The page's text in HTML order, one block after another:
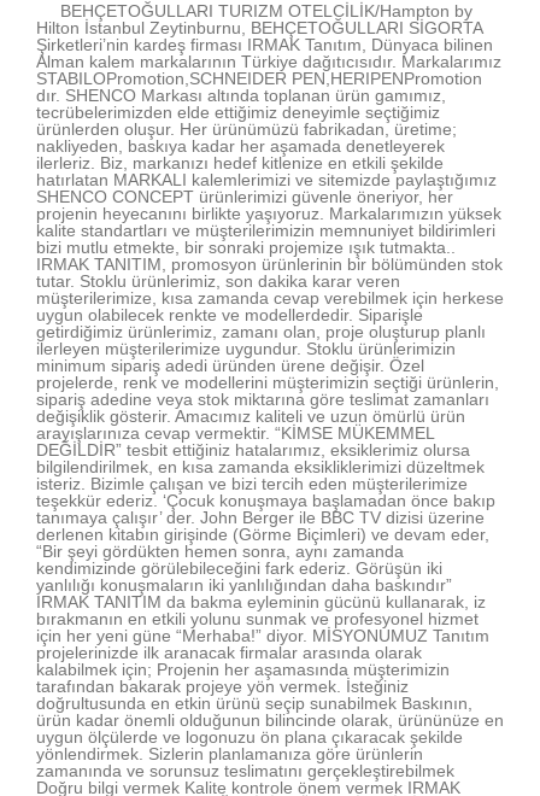
BEHÇETOĞULLARI TURIZM OTELCİLİK/Hampton by
Hilton İstanbul Zeytinburnu, BEHÇETOĞULLARI SİGORTA
Şirketleri’nin kardeş firması IRMAK Tanıtım, Dünyaca bilinen
Alman kalem markalarının Türkiye dağıtıcısıdır. Markalarımız
STABILOPromotion,SCHNEIDER PEN,HERIPENPromotion
dır. SHENCO Markası altında toplanan ürün gamımız,
tecrübelerimizden elde ettiğimiz deneyimle seçtiğimiz
ürünlerden oluşur. Her ürünümüzü fabrikadan, üretime;
nakliyeden, baskıya kadar her aşamada denetleyerek
ilerleriz. Biz, markanızı hedef kitlenize en etkili şekilde
hatırlatan MARKALI kalemlerimizi ve sitemizde paylaştığımız
SHENCO CONCEPT ürünlerimizi güvenle öneriyor, her
projenin heyecanını birlikte yaşıyoruz. Markalarımızın yüksek
kalite standartları ve müşterilerimizin memnuniyet bildirimleri
bizi mutlu etmekte, bir sonraki projemize ışık tutmakta..
IRMAK TANITIM, promosyon ürünlerinin bir bölümünden stok
tutar. Stoklu ürünlerimiz, son dakika karar veren
müşterilerimize, kısa zamanda cevap verebilmek için herkese
uygun olabilecek renkte ve modellerdedir. Siparişle
getirdiğimiz ürünlerimiz, zamanı olan, proje oluşturup planlı
ilerleyen müşterilerimize uygundur. Stoklu ürünlerimizin
minimum sipariş adedi üründen ürene değişir. Özel
projelerde, renk ve modellerini müşterimizin seçtiği ürünlerin,
sipariş adedine veya stok miktarına göre teslimat zamanları
değişiklik gösterir. Amacımız kaliteli ve uzun ömürlü ürün
arayışlarınıza cevap vermektir. “KİMSE MÜKEMMEL
DEĞİLDİR” tesbit ettiğiniz hatalarımız, eksiklerimiz olursa
bilgilendirilmek, en kısa zamanda eksikliklerimizi düzeltmek
isteriz. Bizimle çalışan ve bizi tercih eden müşterilerimize
teşekkür ederiz. ‘Çocuk konuşmaya başlamadan önce bakıp
tanımaya çalışır’ der. John Berger ile BBC TV dizisi üzerine
derlenen kitabın girişinde (Görme Biçimleri) ve devam eder,
“Bir şeyi gördükten hemen sonra, aynı zamanda
kendimizinde görülebileceğini fark ederiz. Görüşün iki
yanlılığı konuşmaların iki yanlılığından daha baskındır”
IRMAK TANITIM da bakma eyleminin gücünü kullanarak, iz
bırakmanın en etkili yolunu sunmak ve profesyonel hizmet
için her yeni güne “Merhaba!” diyor. MİSYONUMUZ Tanıtım
projelerinizde ilk aranacak firmalar arasında olarak
kalabilmek için; Projenin her aşamasında müşterimizin
tarafından bakarak projeye yön vermek. İsteğiniz
doğrultusunda en etkin ürünü seçip sunabilmek Baskının,
ürün kadar önemli olduğunun bilincinde olarak, ürününüze en
uygun ölçülerde ve logonuzu ön plana çıkaracak şekilde
yönlendirmek. Sizlerin planlamanıza göre ürünlerin
zamanında ve sorunsuz teslimatını gerçekleştirebilmek
Doğru bilgi vermek Kalite kontrole önem vermek IRMAK